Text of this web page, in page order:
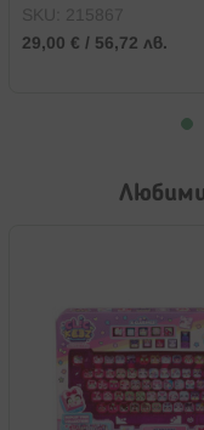
29,00 € / 56,72 лв.